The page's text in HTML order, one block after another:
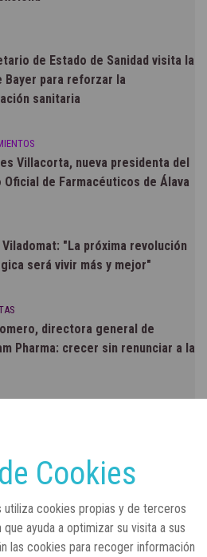
de Estado de Sanidad visita la
Bayer para reforzar la
sanitaria
Villacorta, nueva presidenta del
Oficial de Farmacéuticos de Álava
Viladomat: "La próxima revolución
será vivir más y mejor"
directora general de
Pharma: crecer sin renunciar a la
"Razones de Peso" para
la obesidad
Cookies
utiliza cookies propias y de terceros
ayuda a optimizar su visita a sus
las cookies para recoger información